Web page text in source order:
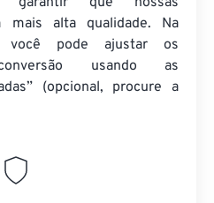
mais alta qualidade. Na
você pode ajustar os
usando as
(opcional, procure a